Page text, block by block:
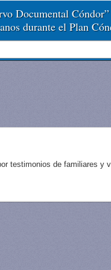
Documental Cóndor”
durante el Plan
testimonios de familiares